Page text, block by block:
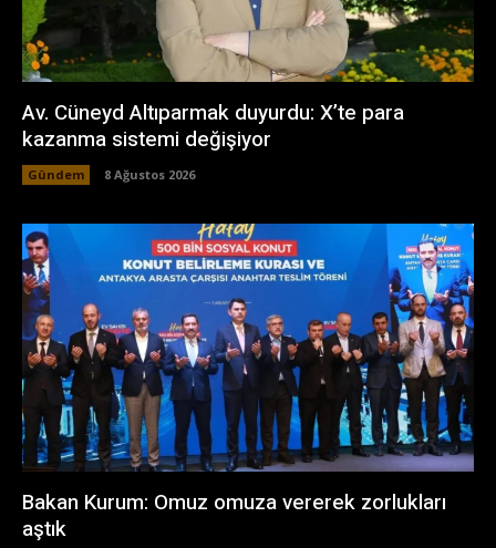
Av. Cüneyd Altıparmak duyurdu: X’te para
kazanma sistemi değişiyor
Gündem 8 Ağustos 2026
Bakan Kurum: Omuz omuza vererek zorlukları
aştık